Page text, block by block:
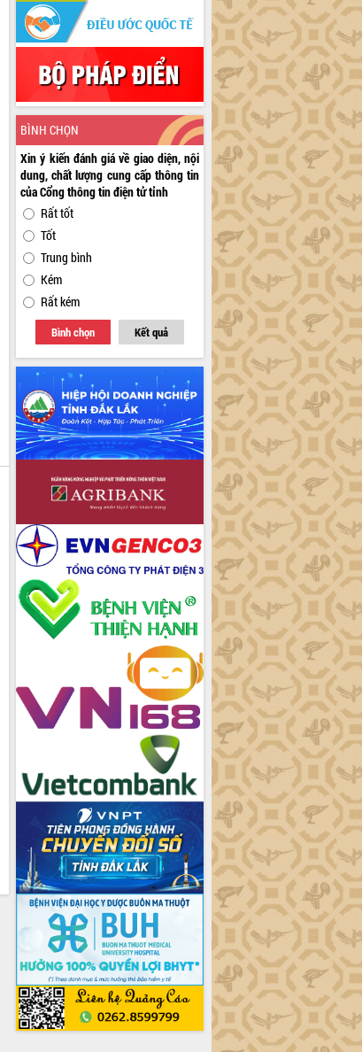
BÌNH CHỌN
Xin ý kiến đánh giá về giao diện, nội
dung, chất lượng cung cấp thông tin
của Cổng thông tin điện tử tỉnh
Rất tốt
Tốt
Trung bình
Kém
Rất kém
Bình chọn Kết quả